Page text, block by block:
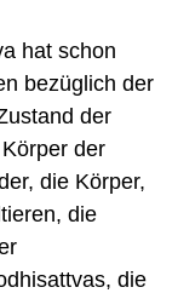
hat schon
bezüglich der
der
der
die Körper,
die
die